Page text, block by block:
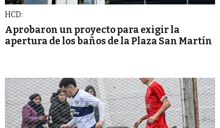
HCD:
Aprobaron un proyecto para exigir la
apertura de los baños de la Plaza San Martín